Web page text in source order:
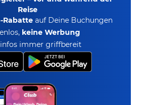
Reise
Rabatte auf Deine Buchungen
keine Werbung
immer griffbereit